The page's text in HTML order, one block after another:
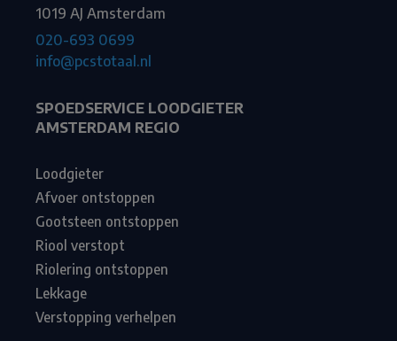
1019 AJ Amsterdam
020-693 0699
info@pcstotaal.nl
SPOEDSERVICE LOODGIETER
AMSTERDAM REGIO
Loodgieter
Afvoer ontstoppen
Gootsteen ontstoppen
Riool verstopt
Riolering ontstoppen
Lekkage
Verstopping verhelpen